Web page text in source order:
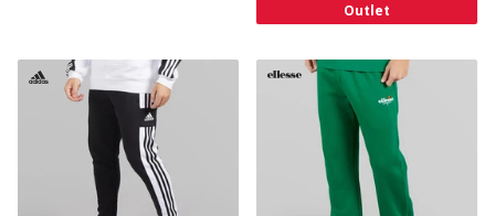
Outlet